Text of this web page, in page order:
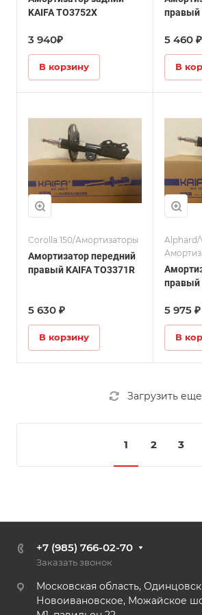
KAIFA TO3752X
3 940₽
В корзину
(AH20)/
правый
5 460 ₽
В
Corolla 150/Амортизаторы
Амортизатор передний
правый KAIFA TO3371R
5 630 ₽
В корзину
Alphard/
правый
5 975 ₽
В
Загрузить еще
1 2 3
+7 (985) 766-02-70
Заказать звонок
Московская область,
Новоивановское, Можайское